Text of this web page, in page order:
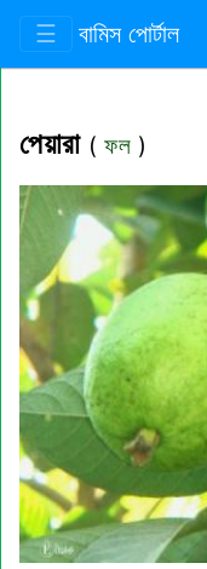
☰ বামিস পোর্টাল
পেয়ারা ( ফল )